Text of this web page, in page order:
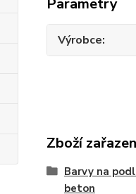
Parametry
Výrobce
Zboží
Barvy na
beton